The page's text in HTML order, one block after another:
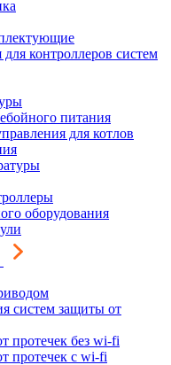
контроллеров систем
питания
для котлов
оборудования
систем защиты от
протечек без wi-fi
протечек с wi-fi